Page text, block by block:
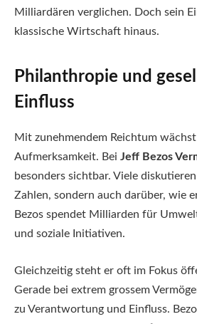
Milliardären verglichen. Doch sein
klassische Wirtschaft hinaus.
Philanthropie und
Einfluss
Mit zunehmendem Reichtum
Aufmerksamkeit. Bei Jeff Bezos
besonders sichtbar. Viele
Zahlen, sondern auch darüber, wie
Bezos spendet Milliarden für
und soziale Initiativen.
Gleichzeitig steht er oft im Fokus
Gerade bei extrem grossem
zu Verantwortung und Einfluss.